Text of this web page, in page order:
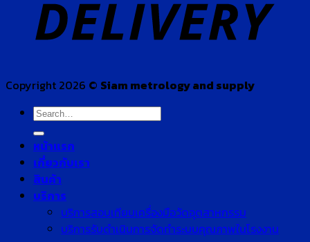
Copyright 2026 © Siam metrology and supply
Search
for:
หน้าแรก
เกี่ยวกับเรา
สินค้า
บริการ
บริการสอบเทียบเครื่องมือวัดอุตสาหกรรม
บริการรับดำเนินการจัดทำระบบคุณภาพในโรงงาน